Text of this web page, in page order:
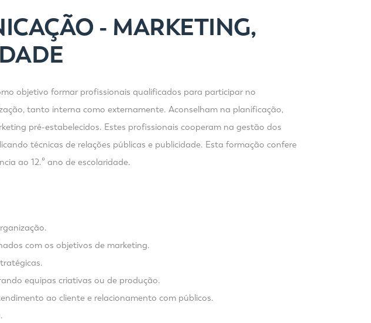
- MARKETING,
objetivo formar profissionais qualificados para participar no
tanto interna como externamente. Aconselham na planificação,
pré-estabelecidos. Estes profissionais cooperam na gestão dos
técnicas de relações públicas e publicidade. Esta formação confere
ao 12.º ano de escolaridade.
com os objetivos de marketing.
equipas criativas ou de produção.
ao cliente e relacionamento com públicos.